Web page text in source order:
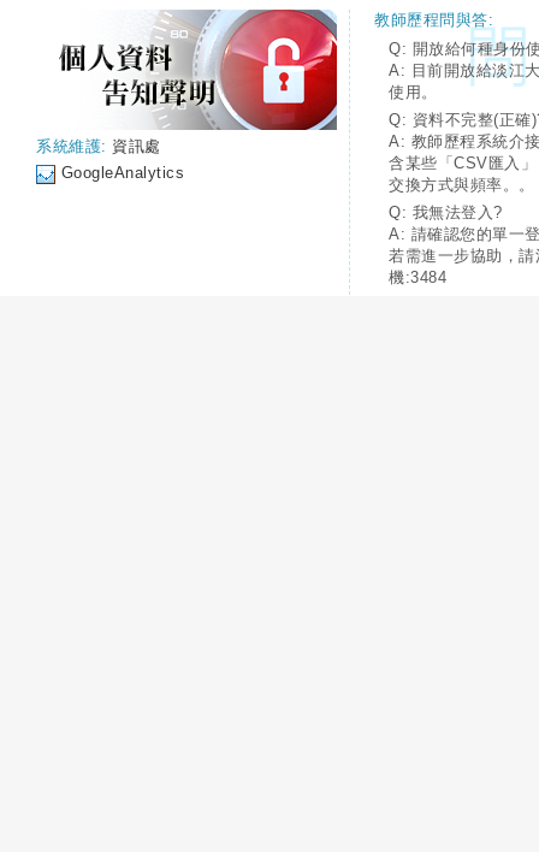
系統維護: 資訊處
GoogleAnalytics
教師歷程問與答:
Q: 開放給何種身份
A: 目前開放給淡江
使用。
Q: 資料不完整(正確
A: 教師歷程系統介
含某些「CSV匯入
交換方式與頻率。。
Q: 我無法登入?
A: 請確認您的單一
若需進一步協助，
機:3484